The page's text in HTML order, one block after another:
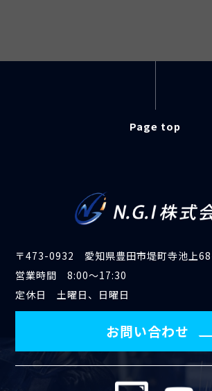
Page top
〒473-0932 愛知県豊田市堤町寺池上
営業時間 8:00～17:30
定休日 土曜日、日曜日
お問い合わせ